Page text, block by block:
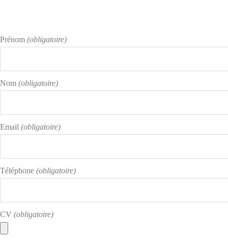
Prénom (obligatoire)
Nom (obligatoire)
Email (obligatoire)
Téléphone (obligatoire)
CV (obligatoire)